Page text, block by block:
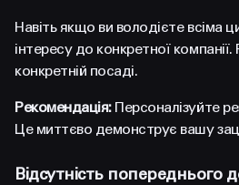
Навіть якщо ви володієте всіма
інтересу до конкретної
конкретній посаді.
Рекомендація:Персоналізуйте
Це миттєво демонструє вашу
Відсутність попереднього